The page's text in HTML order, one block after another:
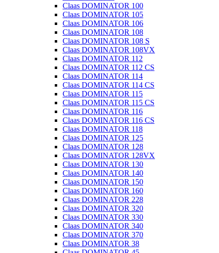
Claas DOMINATOR 100
Claas DOMINATOR 105
Claas DOMINATOR 106
Claas DOMINATOR 108
Claas DOMINATOR 108 S
Claas DOMINATOR 108VX
Claas DOMINATOR 112
Claas DOMINATOR 112 CS
Claas DOMINATOR 114
Claas DOMINATOR 114 CS
Claas DOMINATOR 115
Claas DOMINATOR 115 CS
Claas DOMINATOR 116
Claas DOMINATOR 116 CS
Claas DOMINATOR 118
Claas DOMINATOR 125
Claas DOMINATOR 128
Claas DOMINATOR 128VX
Claas DOMINATOR 130
Claas DOMINATOR 140
Claas DOMINATOR 150
Claas DOMINATOR 160
Claas DOMINATOR 228
Claas DOMINATOR 320
Claas DOMINATOR 330
Claas DOMINATOR 340
Claas DOMINATOR 370
Claas DOMINATOR 38